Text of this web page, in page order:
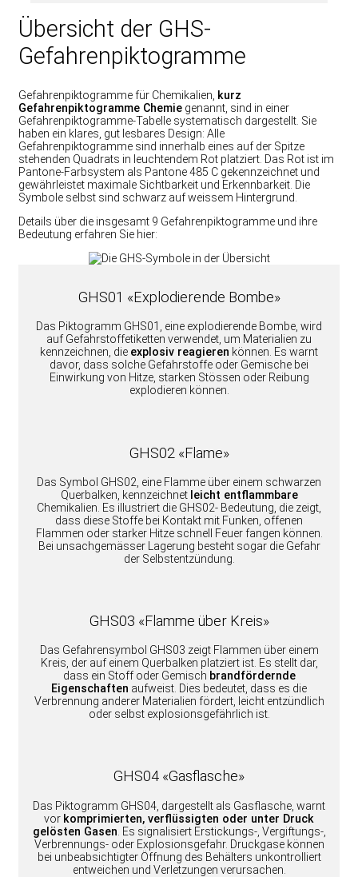
Übersicht der GHS-
Gefahrenpiktogramme
Gefahrenpiktogramme für Chemikalien, kurz
Gefahrenpiktogramme Chemie genannt, sind in einer
Gefahrenpiktogramme-Tabelle systematisch dargestellt. Sie
haben ein klares, gut lesbares Design: Alle
Gefahrenpiktogramme sind innerhalb eines auf der Spitze
stehenden Quadrats in leuchtendem Rot platziert. Das Rot ist im
Pantone-Farbsystem als Pantone 485 C gekennzeichnet und
gewährleistet maximale Sichtbarkeit und Erkennbarkeit. Die
Symbole selbst sind schwarz auf weissem Hintergrund.
Details über die insgesamt 9 Gefahrenpiktogramme und ihre
Bedeutung erfahren Sie hier:
GHS01 «Explodierende Bombe»
Das Piktogramm GHS01, eine explodierende Bombe, wird
auf Gefahrstoffetiketten verwendet, um Materialien zu
kennzeichnen, die explosiv reagieren können. Es warnt
davor, dass solche Gefahrstoffe oder Gemische bei
Einwirkung von Hitze, starken Stössen oder Reibung
explodieren können.
GHS02 «Flame»
Das Symbol GHS02, eine Flamme über einem schwarzen
Querbalken, kennzeichnet leicht entflammbare
Chemikalien. Es illustriert die GHS02- Bedeutung, die zeigt,
dass diese Stoffe bei Kontakt mit Funken, offenen
Flammen oder starker Hitze schnell Feuer fangen können.
Bei unsachgemässer Lagerung besteht sogar die Gefahr
der Selbstentzündung.
GHS03 «Flamme über Kreis»
Das Gefahrensymbol GHS03 zeigt Flammen über einem
Kreis, der auf einem Querbalken platziert ist. Es stellt dar,
dass ein Stoff oder Gemisch brandfördernde
Eigenschaften aufweist. Dies bedeutet, dass es die
Verbrennung anderer Materialien fördert, leicht entzündlich
oder selbst explosionsgefährlich ist.
GHS04 «Gasflasche»
Das Piktogramm GHS04, dargestellt als Gasflasche, warnt
vor komprimierten, verflüssigten oder unter Druck
gelösten Gasen . Es signalisiert Erstickungs-, Vergiftungs-,
Verbrennungs- oder Explosionsgefahr. Druckgase können
bei unbeabsichtigter Öffnung des Behälters unkontrolliert
entweichen und Verletzungen verursachen.